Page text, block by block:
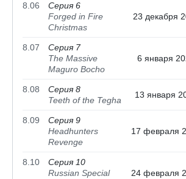
8.06
Серия 6
Forged in Fire
Christmas
23 декабря
8.07
Серия 7
The Massive
Maguro Bocho
6 января
8.08
Серия 8
Teeth of the Tegha
13 января
8.09
Серия 9
Headhunters
Revenge
17 февраля
8.10
Серия 10
Russian Special
24 февраля